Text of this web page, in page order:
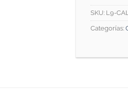
SKU: L9-
Categorías: